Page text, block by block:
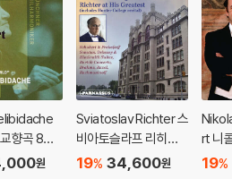
결형 ODD의 경우 호환 상의 문제로 정상
환 시에도 동일한 오류가 발생할 수 있음을
불량
세한 잔 흠집이 남아있거나 인쇄 면이 깨끗
안내
향곡 8번
보르작: 교
원
Sviatoslav Richter 스
비아토슬라프 리히테
르 라이브 레코딩 모음
34,600원
19%
rt 니
르
19%